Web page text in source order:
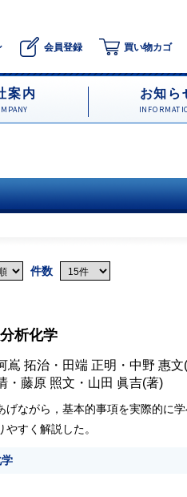
会員登録 買い物カゴ
案内 お知ら
件数
析化学
嶌 拓治 ・ 田端 正明 ・ 中野 惠文
・ 藤原 照文 ・ 山田 眞吉(著)
げながら，基本的事項を実際的に学
すく解説した。